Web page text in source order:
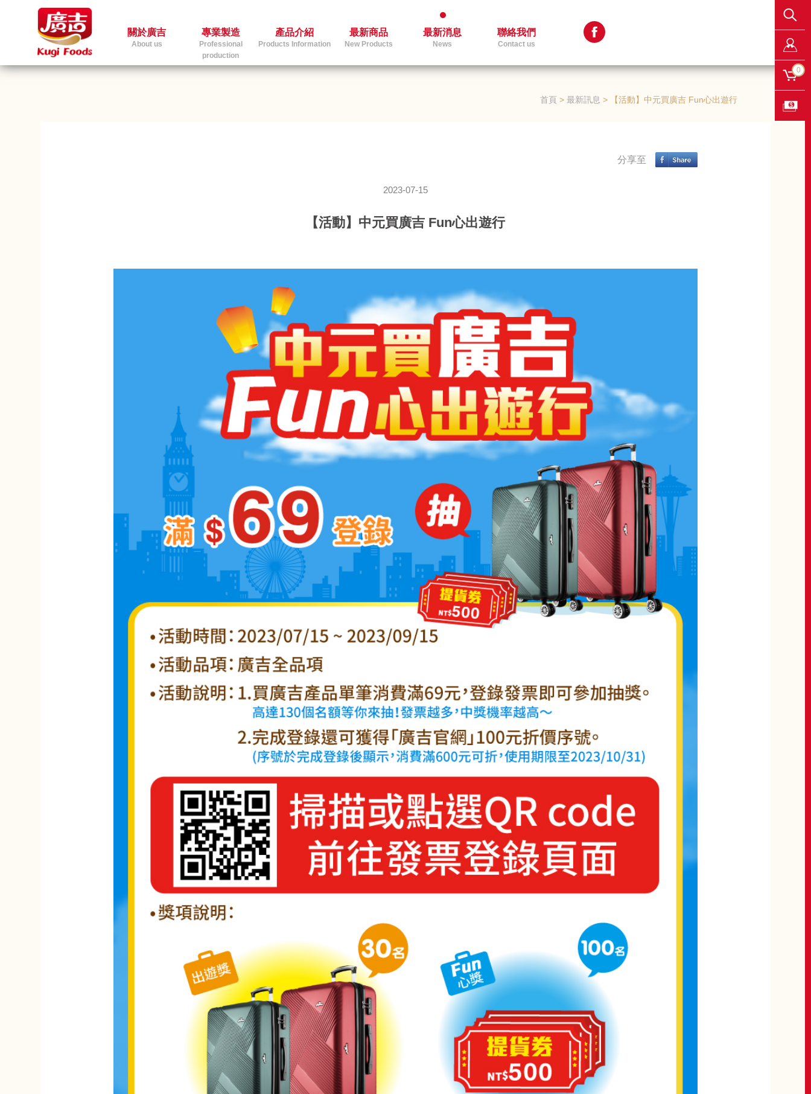
關於廣吉
About us
專業製造
Professional
production
產品介紹
Products Information
最新商品
New Products
最新消息
News
聯絡我們
Contact us
0
首頁 最新訊息 【活動】中元買廣吉 Fun心出遊行
分享至
2023-07-15
【活動】中元買廣吉 Fun心出遊行